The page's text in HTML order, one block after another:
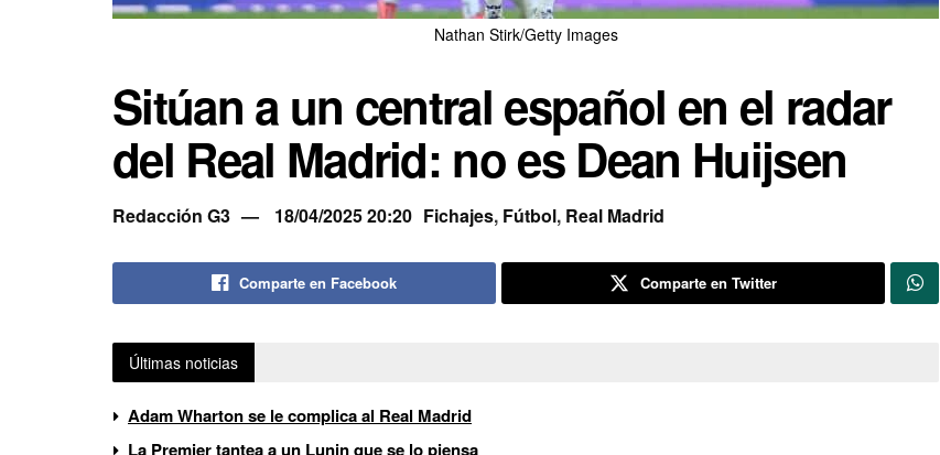
Nathan Stirk/Getty Images
Sitúan a un central español en el radar
del Real Madrid: no es Dean Huijsen
Redacción G3 18/04/2025 20:20 Fichajes, Fútbol, Real Madrid
Comparte en Facebook Comparte en Twitter
Últimas noticias
Adam Wharton se le complica al Real Madrid
La Premier tantea a un Lunin que se lo piensa